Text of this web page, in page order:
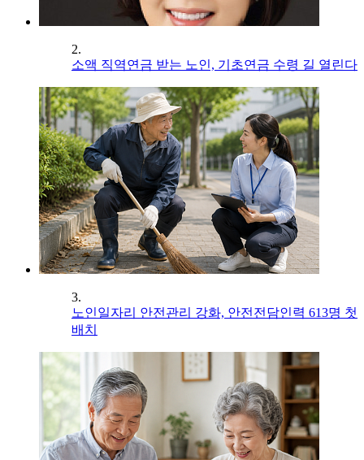
2.
소액 직역연금 받는 노인, 기초연금 수령 길 열린다
3.
노인일자리 안전관리 강화, 안전전담인력 613명 첫
배치